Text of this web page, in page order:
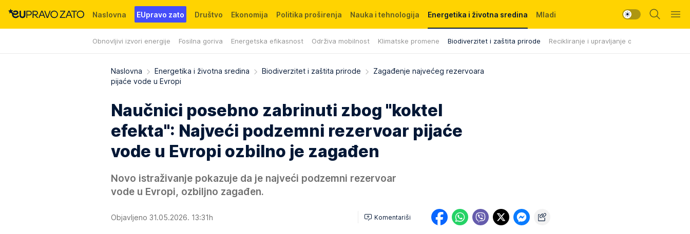
Naslovna EUpravo zato Društvo Ekonomija Politika proširenja Nauka i tehnologija Energetika i životna sredina
Obnovljivi izvori energije Fosilna goriva Energetska efikasnost Održiva mobilnost Klimatske promene Biodiverzitet i zaštita prirode Recikliranje i upravljanje otpadom
Mladi
Događaji News WMG fondacija
Naslovna Energetika i životna sredina Biodiverzitet i zaštita prirode
Zagađenje najvećeg rezervoara
pijaće vode u Evropi
Naučnici posebno zabrinuti zbog "koktel
efekta": Najveći podzemni rezervoar pijaće
vode u Evropi ozbilno je zagađen
Novo istraživanje pokazuje da je najveći podzemni rezervoar
vode u Evropi, ozbiljno zagađen.
Objavljeno 31.05.2026. 13:31h Komentariši